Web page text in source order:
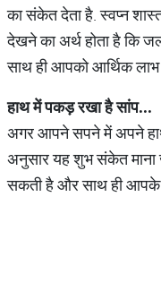
का संकेत देता है. स्वप्न
देखने का अर्थ होता है कि
साथ ही आपको आर्थिक लाभ
हाथमेंपकड़रखाहैसांप...
अगर आपने सपने में अपने
अनुसार यह शुभ संकेत माना
सकती है और साथ ही